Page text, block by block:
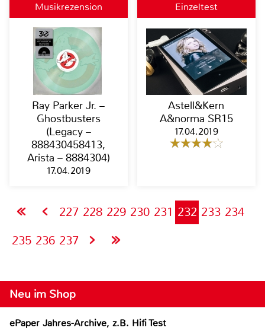
Musikrezension
Ray Parker Jr. –
Ghostbusters
(Legacy –
888430458413,
Arista – 8884304)
17.04.2019
Einzeltest
Astell&Kern
A&norma SR15
17.04.2019
227 228 229 230 231 232 233 234
235 236 237
Neu im Shop
ePaper Jahres-Archive, z.B. Hifi Test